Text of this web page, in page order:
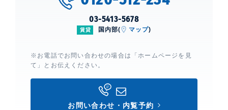
03-5413-5678
賃貸 国内部( マップ)
※お電話でお問い合わせの場合は「ホームページを見
て」とお伝えください。
お問い合わせ・内覧予約